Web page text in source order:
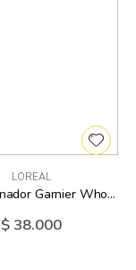
LOREAL
Acondicionador Garnier Whole Blends Smoothing Oil Coconut Oil Y Butter Loreal - 22 Oz
$ 38.000